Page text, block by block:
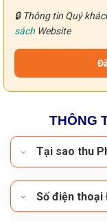
🔒 Thông tin Quý
sách Website
THÔNG
Tại sao thu
Số điện